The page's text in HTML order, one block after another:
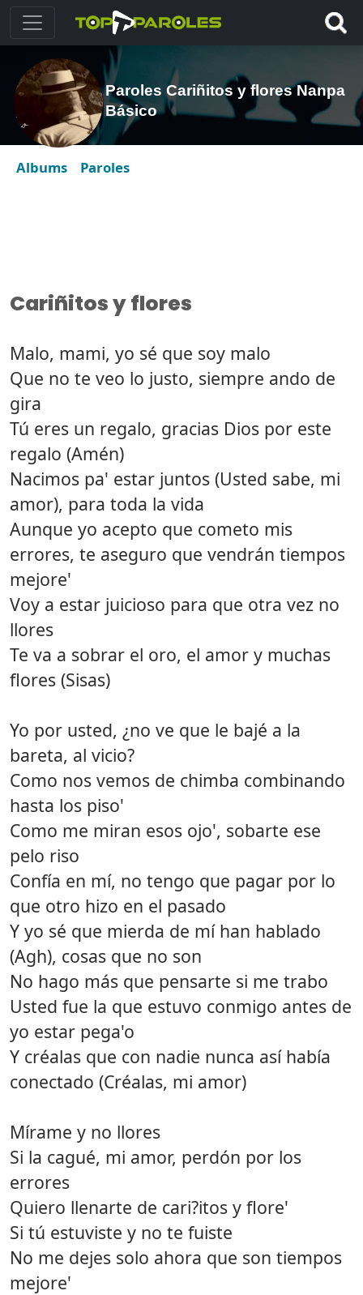
Paroles Cariñitos y flores Nanpa
Básico
Albums Paroles
Cariñitos y flores
Malo, mami, yo sé que soy malo
Que no te veo lo justo, siempre ando de
gira
Tú eres un regalo, gracias Dios por este
regalo (Amén)
Nacimos pa' estar juntos (Usted sabe, mi
amor), para toda la vida
Aunque yo acepto que cometo mis
errores, te aseguro que vendrán tiempos
mejore'
Voy a estar juicioso para que otra vez no
llores
Te va a sobrar el oro, el amor y muchas
flores (Sisas)
Yo por usted, ¿no ve que le bajé a la
bareta, al vicio?
Como nos vemos de chimba combinando
hasta los piso'
Como me miran esos ojo', sobarte ese
pelo riso
Confía en mí, no tengo que pagar por lo
que otro hizo en el pasado
Y yo sé que mierda de mí han hablado
(Agh), cosas que no son
No hago más que pensarte si me trabo
Usted fue la que estuvo conmigo antes de
yo estar pega'o
Y créalas que con nadie nunca así había
conectado (Créalas, mi amor)
Mírame y no llores
Si la cagué, mi amor, perdón por los
errores
Quiero llenarte de cari?itos y flore'
Si tú estuviste y no te fuiste
No me dejes solo ahora que son tiempos
mejore'